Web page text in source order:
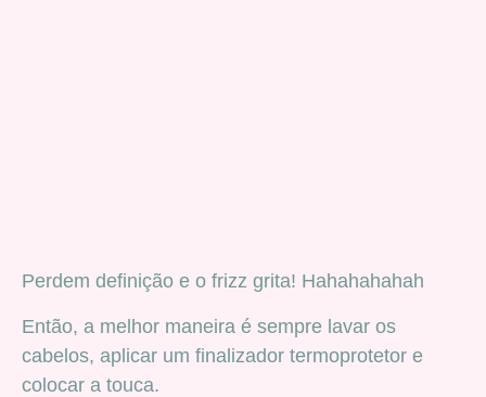
Perdem definição e o frizz grita! Hahahahahah
Então, a melhor maneira é sempre lavar os
cabelos, aplicar um finalizador termoprotetor e
colocar a touca.